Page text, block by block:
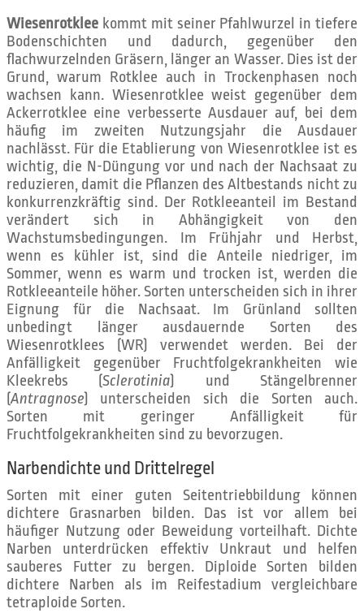
Wiesenrotklee kommt mit seiner Pfahlwurzel in tiefere
Bodenschichten und dadurch, gegenüber den
flachwurzelnden Gräsern, länger an Wasser. Dies ist der
Grund, warum Rotklee auch in Trockenphasen noch
wachsen kann. Wiesenrotklee weist gegenüber dem
Ackerrotklee eine verbesserte Ausdauer auf, bei dem
häufig im zweiten Nutzungsjahr die Ausdauer
nachlässt. Für die Etablierung von Wiesenrotklee ist es
wichtig, die N-Düngung vor und nach der Nachsaat zu
reduzieren, damit die Pflanzen des Altbestands nicht zu
konkurrenzkräftig sind. Der Rotkleeanteil im Bestand
verändert sich in Abhängigkeit von den
Wachstumsbedingungen. Im Frühjahr und Herbst,
wenn es kühler ist, sind die Anteile niedriger, im
Sommer, wenn es warm und trocken ist, werden die
Rotkleeanteile höher. Sorten unterscheiden sich in ihrer
Eignung für die Nachsaat. Im Grünland sollten
unbedingt länger ausdauernde Sorten des
Wiesenrotklees (WR) verwendet werden. Bei der
Anfälligkeit gegenüber Fruchtfolgekrankheiten wie
Kleekrebs (Sclerotinia) und Stängelbrenner
(Antragnose) unterscheiden sich die Sorten auch.
Sorten mit geringer Anfälligkeit für
Fruchtfolgekrankheiten sind zu bevorzugen.
Narbendichte und Drittelregel
Sorten mit einer guten Seitentriebbildung können
dichtere Grasnarben bilden. Das ist vor allem bei
häufiger Nutzung oder Beweidung vorteilhaft. Dichte
Narben unterdrücken effektiv Unkraut und helfen
sauberes Futter zu bergen. Diploide Sorten bilden
dichtere Narben als im Reifestadium vergleichbare
tetraploide Sorten.